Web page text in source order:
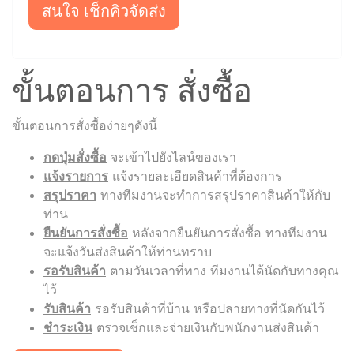
สนใจ เช็กคิวจัดส่ง
ขั้นตอนการ สั่งซื้อ
ขั้นตอนการสั่งซื้อง่ายๆดังนี้
กดปุ่มสั่งซื้อ จะเข้าไปยังไลน์ของเรา
แจ้งรายการ แจ้งรายละเอียดสินค้าที่ต้องการ
สรุปราคา ทางทีมงานจะทำการสรุปราคาสินค้าให้กับ
ท่าน
ยืนยันการสั่งซื้อ หลังจากยืนยันการสั่งซื้อ ทางทีมงาน
จะแจ้งวันส่งสินค้าให้ท่านทราบ
รอรับสินค้า ตามวันเวลาที่ทาง ทีมงานได้นัดกับทางคุณ
ไว้
รับสินค้า รอรับสินค้าที่บ้าน หรือปลายทางที่นัดกันไว้
ชำระเงิน ตรวจเช็กและจ่ายเงินกับพนักงานส่งสินค้า